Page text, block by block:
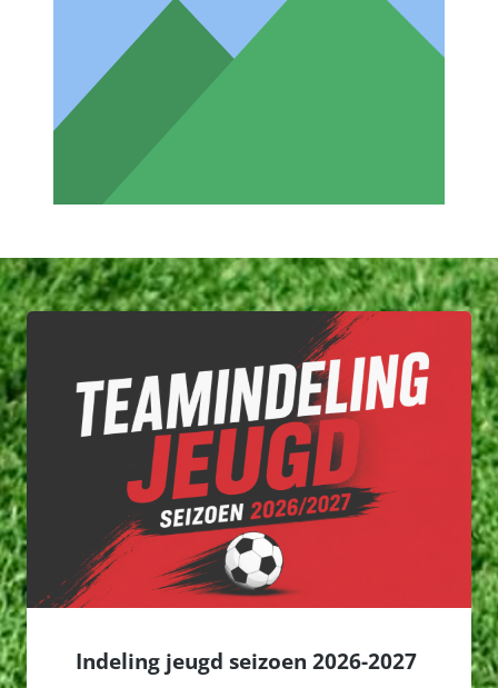
Indeling jeugd seizoen 2026-2027